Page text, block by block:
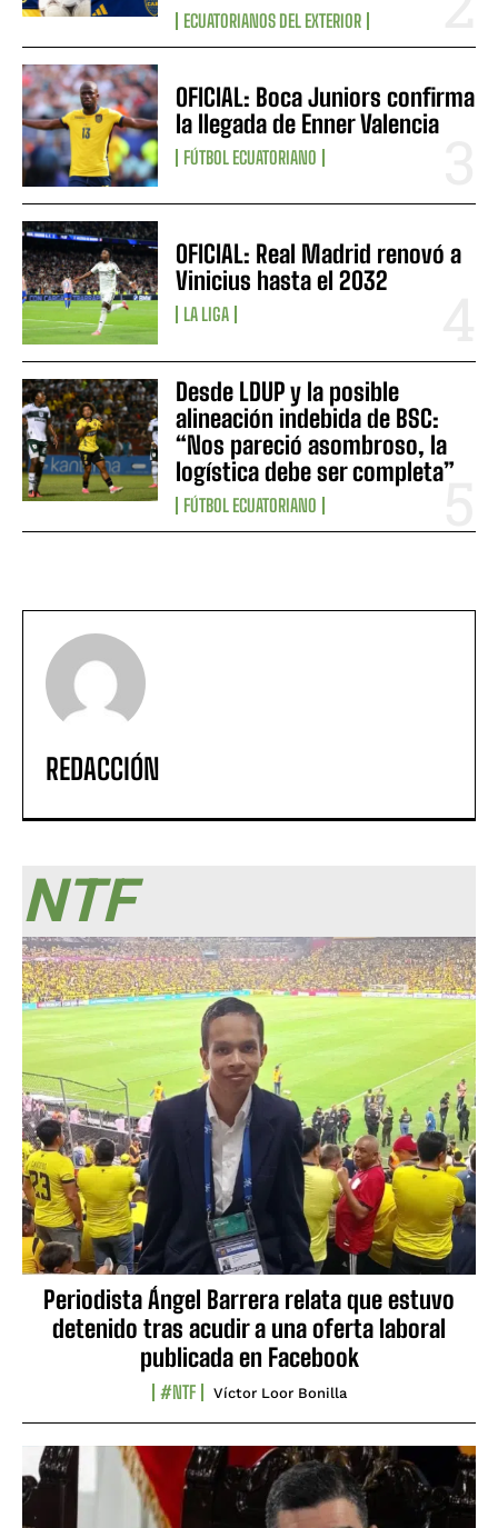
ECUATORIANOS DEL EXTERIOR
OFICIAL: Boca Juniors confirma
la llegada de Enner Valencia
FÚTBOL ECUATORIANO
OFICIAL: Real Madrid renovó a
Vinicius hasta el 2032
LA LIGA
Desde LDUP y la posible
alineación indebida de BSC:
“Nos pareció asombroso, la
logística debe ser completa”
FÚTBOL ECUATORIANO
REDACCIÓN
NTF
Periodista Ángel Barrera relata que estuvo
detenido tras acudir a una oferta laboral
publicada en Facebook
#NTF Víctor Loor Bonilla